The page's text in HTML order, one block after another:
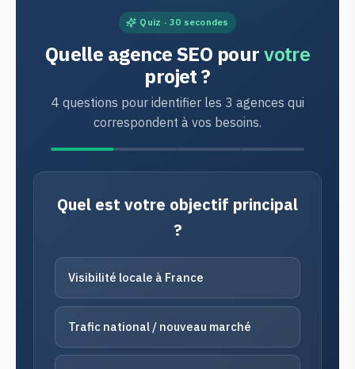
Quiz · 30 secondes
Quelle agence SEO pourvotre
projet ?
4 questions pour identifier les 3 agences qui
correspondent à vos besoins.
Quel est votre objectif principal
?
Visibilité locale à France
Trafic national / nouveau marché